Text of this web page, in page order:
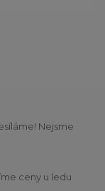
Nejsme
ceny u ledu